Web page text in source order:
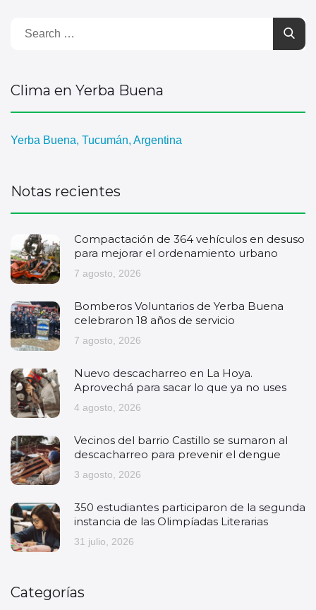
Clima en Yerba Buena
Yerba Buena, Tucumán, Argentina
Notas recientes
Compactación de 364 vehículos en desuso
para mejorar el ordenamiento urbano
7 agosto, 2026
Bomberos Voluntarios de Yerba Buena
celebraron 18 años de servicio
7 agosto, 2026
Nuevo descacharreo en La Hoya.
Aprovechá para sacar lo que ya no uses
4 agosto, 2026
Vecinos del barrio Castillo se sumaron al
descacharreo para prevenir el dengue
3 agosto, 2026
350 estudiantes participaron de la segunda
instancia de las Olimpíadas Literarias
31 julio, 2026
Categorías